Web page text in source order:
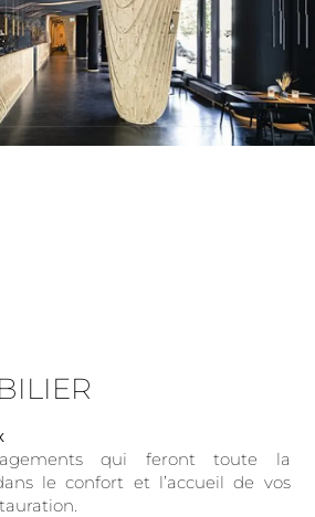
qui feront toute la
le confort et l’accueil de vos